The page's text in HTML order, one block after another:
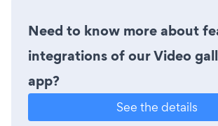
Need to know more about
integrations of our Video
app?
See the details